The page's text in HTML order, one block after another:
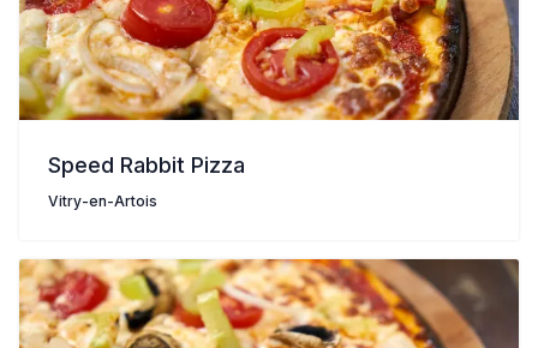
Speed Rabbit Pizza
Vitry-en-Artois